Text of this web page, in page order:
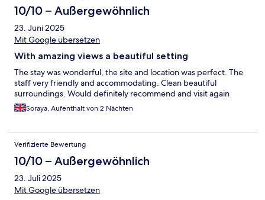
10/10 – Außergewöhnlich
23. Juni 2025
Mit Google übersetzen
With amazing views a beautiful setting
The stay was wonderful, the site and location was perfect. The
staff very friendly and accommodating. Clean beautiful
surroundings. Would definitely recommend and visit again
Soraya, Aufenthalt von 2 Nächten
Verifizierte Bewertung
10/10 – Außergewöhnlich
23. Juli 2025
Mit Google übersetzen